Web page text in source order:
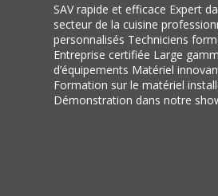
SAV rapide et efficace Expert
secteur de la cuisine
personnalisés Techniciens
Entreprise certifiée Large
d’équipements Matériel
Formation sur le matériel
Démonstration dans notre